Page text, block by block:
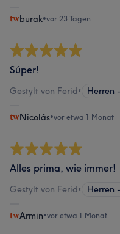
burak•vor 23 Tagen
Súper!
Gestylt von Ferid• Herren
Nicolás•vor etwa 1 Monat
Alles prima, wie immer!
Gestylt von Ferid• Herren
Armin•vor etwa 1 Monat